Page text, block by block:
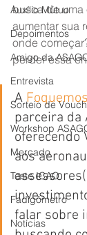
Auxílio Mútuo
Depoimentos
Amigo da
Entrevista
Sorteio de
Workshop
Mercado
Teste ICAO
Fadigômetro
Notícias
busca de
aumentar sua
onde
perder essa
A
parceira da
oferecendo
aos
falar sobre